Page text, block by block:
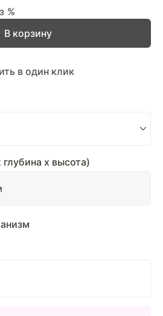
%
х высота)
В корзину
в один клик